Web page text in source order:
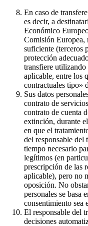
En caso de
es decir, a
Económico
Comisión Europea,
suficiente (terceros
protección
transfiere utilizando
aplicable, entre los
contractuales tipo»
Sus datos
contrato de
contrato de cuenta
extinción, durante
en que el
del responsable del
tiempo necesario
legítimos (en
prescripción de las
aplicable), pero no
oposición. No
personales se basa
consentimiento sea
El responsable del
decisiones